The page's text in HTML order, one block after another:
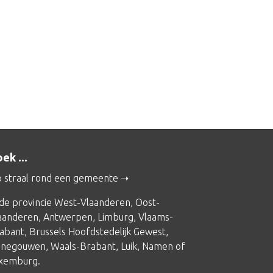
...
straal rond een gemeente
provincie West-Vlaanderen, Oost-
, Antwerpen, Limburg, Vlaams-
, Brussels Hoofdstedelijk Gewest,
, Waals-Brabant, Luik, Namen of
.